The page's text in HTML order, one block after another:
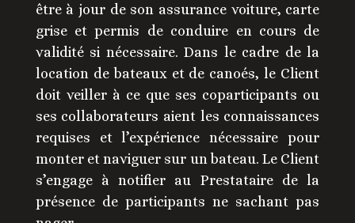
être à jour de son assurance voiture, carte
grise et permis de conduire en cours de
validité si nécessaire. Dans le cadre de la
location de bateaux et de canoés, le Client
doit veiller à ce que ses coparticipants ou
ses collaborateurs aient les connaissances
requises et l’expérience nécessaire pour
monter et naviguer sur un bateau. Le Client
s’engage à notifier au Prestataire de la
présence de participants ne sachant pas